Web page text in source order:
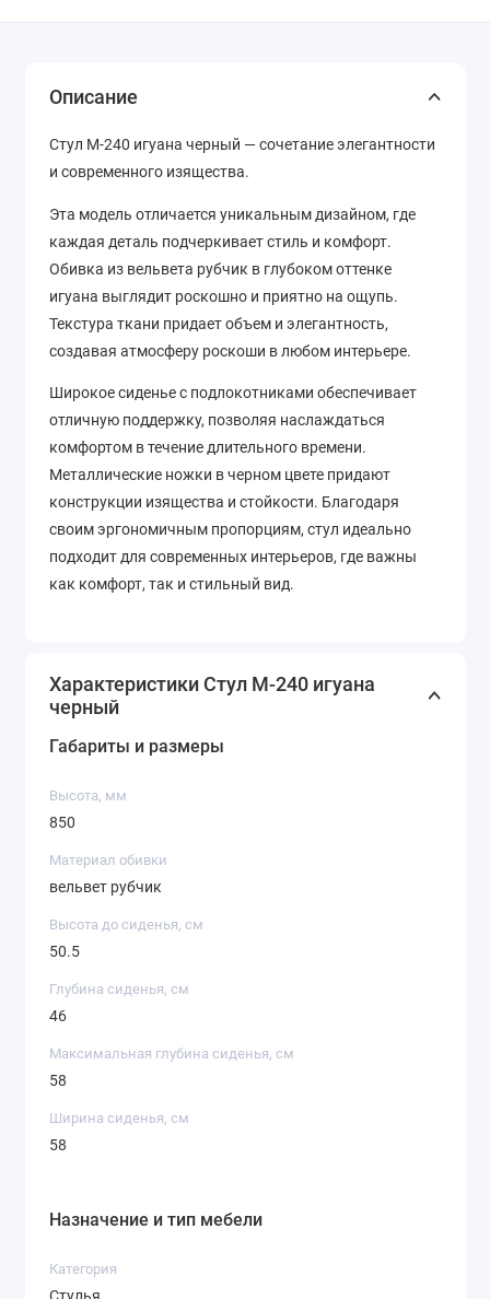
Описание
Стул M-240 игуана черный — сочетание элегантности
и современного изящества.
Эта модель отличается уникальным дизайном, где
каждая деталь подчеркивает стиль и комфорт.
Обивка из вельвета рубчик в глубоком оттенке
игуана выглядит роскошно и приятно на ощупь.
Текстура ткани придает объем и элегантность,
создавая атмосферу роскоши в любом интерьере.
Широкое сиденье с подлокотниками обеспечивает
отличную поддержку, позволяя наслаждаться
комфортом в течение длительного времени.
Металлические ножки в черном цвете придают
конструкции изящества и стойкости. Благодаря
своим эргономичным пропорциям, стул идеально
подходит для современных интерьеров, где важны
как комфорт, так и стильный вид.
Характеристики Стул M-240 игуана
черный
Габариты и размеры
Высота, мм
850
Материал обивки
вельвет рубчик
Высота до сиденья, см
50.5
Глубина сиденья, см
46
Максимальная глубина сиденья, см
58
Ширина сиденья, см
58
Назначение и тип мебели
Категория